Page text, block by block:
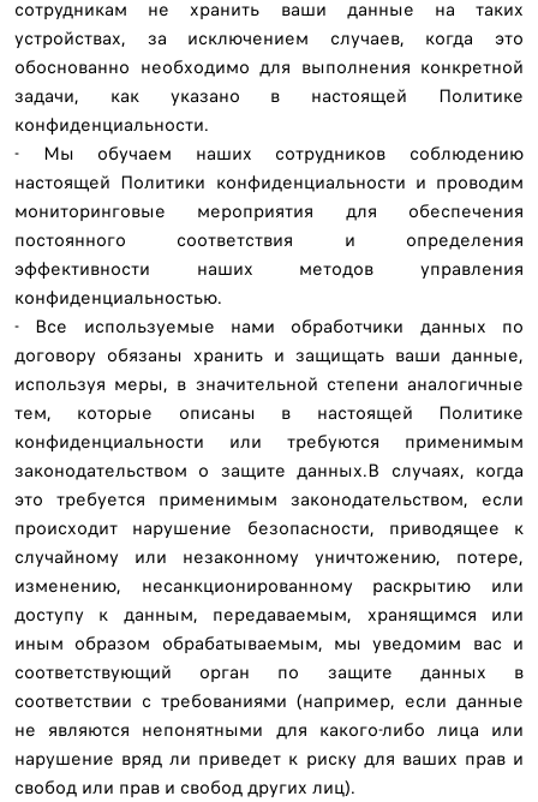
сотрудникам не хранить ваши данные на таких
устройствах, за исключением случаев, когда это
обоснованно необходимо для выполнения конкретной
задачи, как указано в настоящей Политике
конфиденциальности.
- Мы обучаем наших сотрудников соблюдению
настоящей Политики конфиденциальности и проводим
мониторинговые мероприятия для обеспечения
постоянного соответствия и определения
эффективности наших методов управления
конфиденциальностью.
- Все используемые нами обработчики данных по
договору обязаны хранить и защищать ваши данные,
используя меры, в значительной степени аналогичные
тем, которые описаны в настоящей Политике
конфиденциальности или требуются применимым
законодательством о защите данных.В случаях, когда
это требуется применимым законодательством, если
происходит нарушение безопасности, приводящее к
случайному или незаконному уничтожению, потере,
изменению, несанкционированному раскрытию или
доступу к данным, передаваемым, хранящимся или
иным образом обрабатываемым, мы уведомим вас и
соответствующий орган по защите данных в
соответствии с требованиями (например, если данные
не являются непонятными для какого-либо лица или
нарушение вряд ли приведет к риску для ваших прав и
свобод или прав и свобод других лиц).